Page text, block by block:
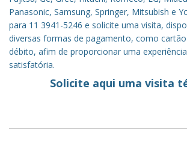
Panasonic, Samsung, Springer, Mitsubish e
para 11 3941-5246 e solicite uma visita,
diversas formas de pagamento, como
débito, afim de proporcionar uma
satisfatória.
Solicite aqui uma visita